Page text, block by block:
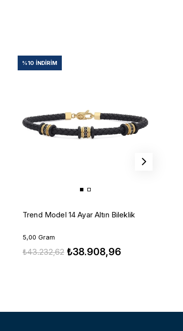
Trend Model 14 Ayar Altın Bileklik
5,00 Gram
₺38.908,96
₺43.232,62
%10 İNDIRIM